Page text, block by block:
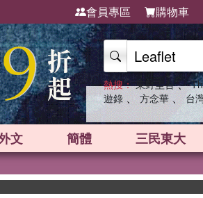
會員專區 購物車
熱搜： 東野圭吾 、
遊錄 、 方念華 、 台
文 簡體 三民東大